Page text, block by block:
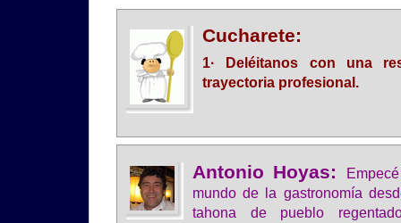
Cucharete:
1· Deléitanos con una
trayectoria profesional.
Antonio Hoyas:
mundo de la gastronomía
tahona de pueblo